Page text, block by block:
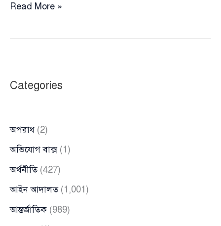
স্বাধীনতা
উমর
Read More »
Categories
অপরাধ (2)
অভিযোগ বাক্স(1)
অর্থনীতি(427)
আইন আদালত(1,001)
আন্তর্জাতিক (989)